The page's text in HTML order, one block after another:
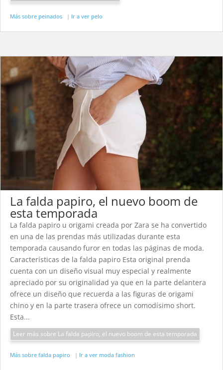
Más sobre peinados | Ir a ver pelo
La falda papiro, el nuevo boom de
esta temporada
La falda papiro u origami creada por Zara se ha convertido
en una de las prendas más utilizadas durante esta
temporada causando furor en todas las páginas de moda.
Características de la falda papiro Esta original prenda
cuenta con un diseño visual muy especial y realmente
apreciado por su originalidad ya que en la parte delantera
ofrece un diseño que recuerda a las figuras de origami
chino y en la parte trasera ofrece un comodísimo short.
Esta...
Leer más sobre La falda papiro, el nuevo boom de esta temporada
Más sobre falda papiro | Ir a ver moda fashion